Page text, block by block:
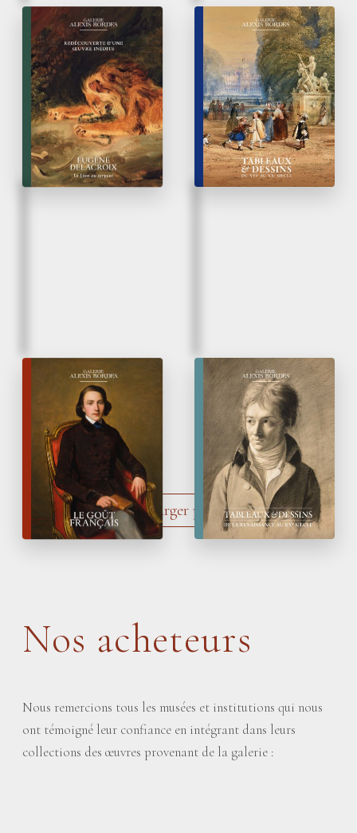
Mars 2026
Eugène Delacroix |
Le Lion au serpent
Redécouverte d’une œuvre
inédite
Mars 2026
Tableaux & Dessins
du XVI eau XXesiècle
Automne 2025
Le Goût français
Printemps 2025
Tableaux&Dessins
de la Renaissance
siècle
Charger plus
Nos acheteurs
Nous remercions tous les musées et institutions qui nous
ont témoigné leur confiance en intégrant dans leurs
collections des œuvres provenant de la galerie :